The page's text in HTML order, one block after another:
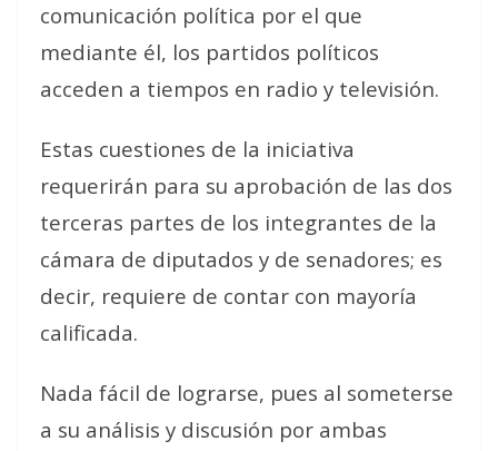
comunicación política por el que
mediante él, los partidos políticos
acceden a tiempos en radio y televisión.
Estas cuestiones de la iniciativa
requerirán para su aprobación de las dos
terceras partes de los integrantes de la
cámara de diputados y de senadores; es
decir, requiere de contar con mayoría
calificada.
Nada fácil de lograrse, pues al someterse
a su análisis y discusión por ambas